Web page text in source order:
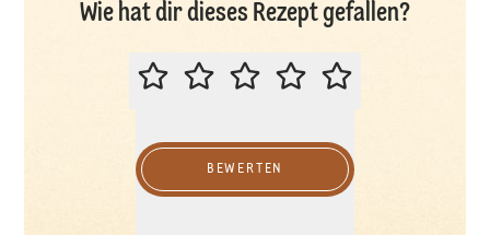
Wie hat dir dieses Rezept gefallen?
BITTE BEWERTEN SIE DIESES
BEWERTEN